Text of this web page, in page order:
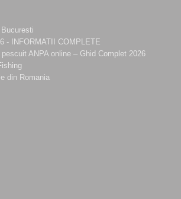
- INFORMATII COMPLETE
ANPA online – Ghid Complet 2026
din Romania